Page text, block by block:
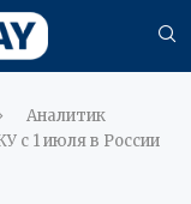
Аналитик
с 1 июля в России